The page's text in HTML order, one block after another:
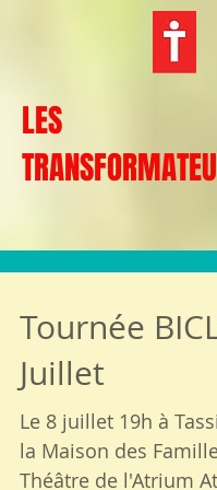
LES
Tournée
Juillet
Le 8 juillet 19h à
la Maison des
Théâtre de l'Atrium